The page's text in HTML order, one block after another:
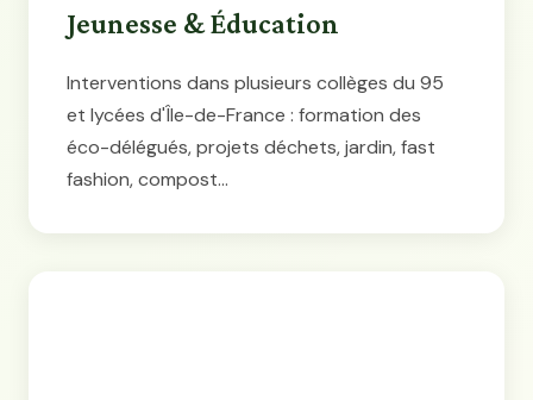
Jeunesse & Éducation
Interventions dans plusieurs collèges du 95
et lycées d'Île-de-France : formation des
éco-délégués, projets déchets, jardin, fast
fashion, compost...